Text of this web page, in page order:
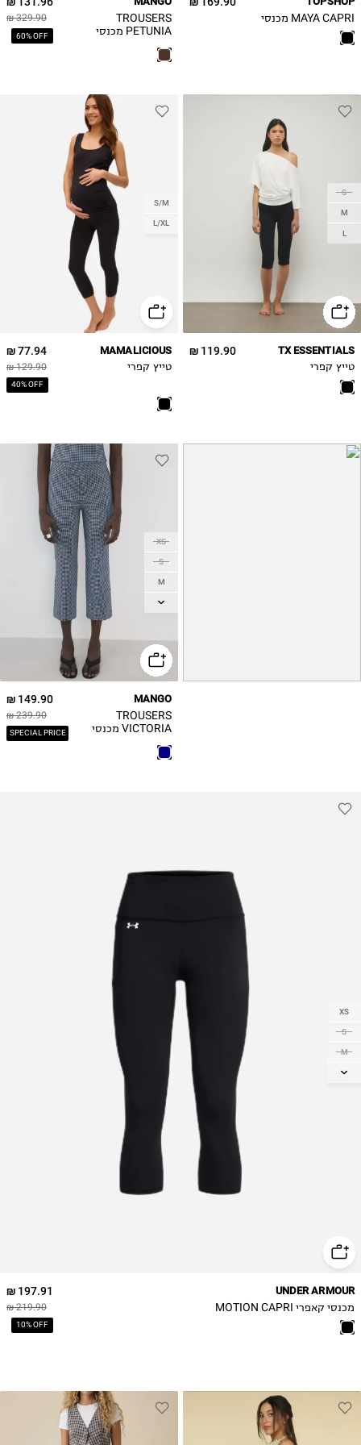
MAYA CAPRI מכנסי 329.90 ₪
60% OFF
TROUSERS
PETUNIA מכנסי
S
M
L
119.90 ₪ TX ESSENTIALS
טייץ קפרי
S/M
L/XL
77.94 ₪
129.90 ₪
40% OFF
MAMALICIOUS
טייץ קפרי
XS
S
M
L
149.90 ₪
239.90 ₪
SPECIAL PRICE
MANGO
TROUSERS
VICTORIA מכנסי
XS
S
M
L
197.91 ₪
219.90 ₪
10% OFF
UNDER ARMOUR
מכנסי קאפרי MOTION CAPRI